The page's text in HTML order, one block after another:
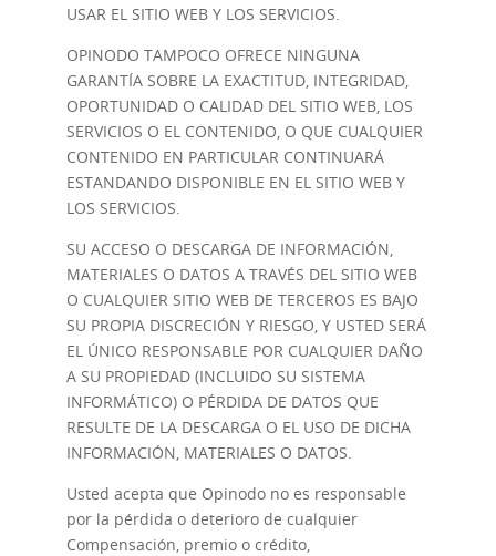
USAR EL SITIO WEB Y LOS SERVICIOS.
OPINODO TAMPOCO OFRECE NINGUNA
GARANTÍA SOBRE LA EXACTITUD, INTEGRIDAD,
OPORTUNIDAD O CALIDAD DEL SITIO WEB, LOS
SERVICIOS O EL CONTENIDO, O QUE CUALQUIER
CONTENIDO EN PARTICULAR CONTINUARÁ
ESTANDANDO DISPONIBLE EN EL SITIO WEB Y
LOS SERVICIOS.
SU ACCESO O DESCARGA DE INFORMACIÓN,
MATERIALES O DATOS A TRAVÉS DEL SITIO WEB
O CUALQUIER SITIO WEB DE TERCEROS ES BAJO
SU PROPIA DISCRECIÓN Y RIESGO, Y USTED SERÁ
EL ÚNICO RESPONSABLE POR CUALQUIER DAÑO
A SU PROPIEDAD (INCLUIDO SU SISTEMA
INFORMÁTICO) O PÉRDIDA DE DATOS QUE
RESULTE DE LA DESCARGA O EL USO DE DICHA
INFORMACIÓN, MATERIALES O DATOS.
Usted acepta que Opinodo no es responsable
por la pérdida o deterioro de cualquier
Compensación, premio o crédito,